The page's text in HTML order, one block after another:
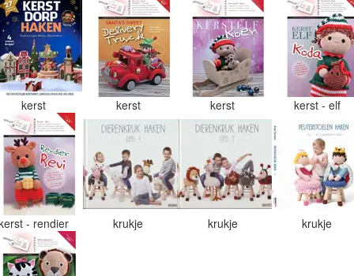
kerst kerst kerst kerst - elf
- rendier krukje krukje krukje